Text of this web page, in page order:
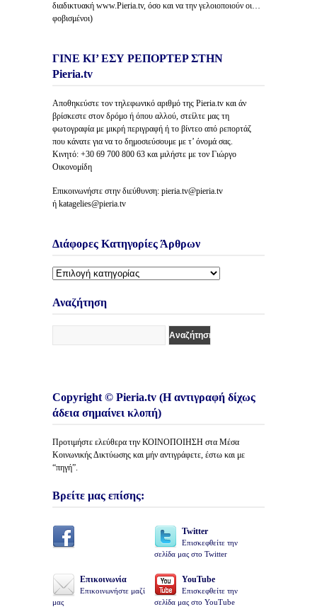
διαδικτυακή www.Pieria.tv, όσο και να την γελοιοποιούν οι…
φοβισμένοι)
ΓΙΝΕ ΚΙ’ ΕΣΥ ΡΕΠΟΡΤΕΡ ΣΤΗΝ
Pieria.tv
Αποθηκεύστε τον τηλεφωνικό αριθμό της Pieria.tv και άν
βρίσκεστε στον δρόμο ή όπου αλλού, στείλτε μας τη
φωτογραφία με μικρή περιγραφή ή το βίντεο από ρεπορτάζ
που κάνατε για να το δημοσιεύσουμε με τ’ όνομά σας.
Κινητό: +30 69 700 800 63 και μιλήστε με τον Γιώργο
Οικονομίδη
Επικοινωνήστε στην διεύθυνση: pieria.tv@pieria.tv
ή katagelies@pieria.tv
Διάφορες Κατηγορίες Άρθρων
Διάφορες
Άρθρων
Αναζήτηση
Copyright © Pieria.tv (Η αντιγραφή δίχως
άδεια σημαίνει κλοπή)
Προτιμήστε ελεύθερα την ΚΟΙΝΟΠΟΙΗΣΗ στα Μέσα
Κοινωνικής Δικτύωσης και μήν αντιγράφετε, έστω και με
“πηγή”.
Βρείτε μας επίσης:
Twitter
Επισκεφθείτε την
σελίδα μας στο Twitter
Επικοινωνία
Επικοινωνήστε μαζί
μας
YouTube
Επισκεφθείτε την
σελίδα μας στο YouTube